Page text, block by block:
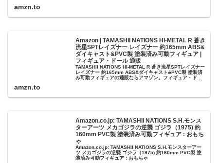
amzn.to
Amazon | TAMASHII NATIONS HI-METAL R 蒼き
流星SPTレイズナー レイズナー 約165mm ABS&
ダイキャスト&PVC製 塗装済み可動フィギュア |
フィギュア・ドール 通販
TAMASHII NATIONS HI-METAL R 蒼き流星SPTレイズナー
レイズナー 約165mm ABS&ダイキャスト&PVC製 塗装済
み可動フィギュアの通販ならアマゾン。フィギュア・ドー
amzn.to
Amazon.co.jp: TAMASHII NATIONS S.H.モンス
ターアーツ メカゴジラの逆襲 ゴジラ（1975) 約
160mm PVC製 塗装済み可動フィギュア : おもち
ゃ
Amazon.co.jp: TAMASHII NATIONS S.H.モンスターアー
ツ メカゴジラの逆襲 ゴジラ（1975) 約160mm PVC製 塗
装済み可動フィギュア : おもちゃ